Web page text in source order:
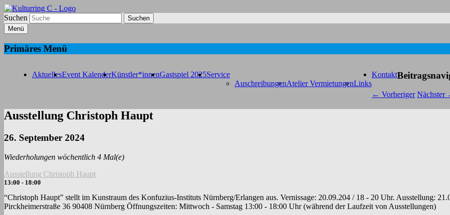
Kulturring C
Bildende Kunst in Fürth
Suchen
Menü
Primäres Menü
AktuellesEvent KalenderKünstler*innenGastspiel 2025Service
AuschreibungenAtelier VermietungenLinks
Kontakt
← Vorheriger Nächster
Ausstellung Christoph Haupt
26. September 2024
Wiederholungen wöchentlich 4 Mal(e)
Ausstellung Christoph Haupt
13:00 - 18:00
“Christoph Haupt” stellt im Kunstraum des Konfuzius-Instituts Nürnberg/Erlangen aus. Vernissage: 20.09.204 / 18 - 20 Uhr. Ausstellung:
Pirckheimerstraße 36 90408 Nürnberg Öffnungszeiten: Mittwoch - Samstag 13:00 - 18:00 Uhr (während der Laufzeit von Ausstellungen)